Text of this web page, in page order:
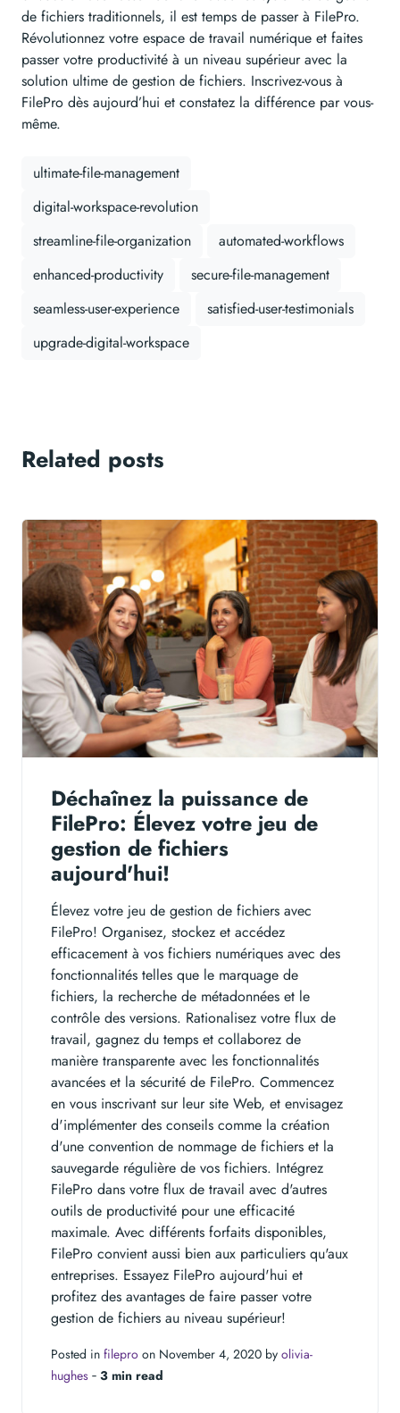
de fichiers traditionnels, il est temps de passer à FilePro.
Révolutionnez votre espace de travail numérique et faites
passer votre productivité à un niveau supérieur avec la
solution ultime de gestion de fichiers. Inscrivez-vous à
FilePro dès aujourd’hui et constatez la différence par vous-
même.
ultimate-file-management
digital-workspace-revolution
streamline-file-organization
automated-workflows
enhanced-productivity
secure-file-management
seamless-user-experience
satisfied-user-testimonials
upgrade-digital-workspace
Related posts
Déchaînez la puissance de
FilePro: Élevez votre jeu de
gestion de fichiers
aujourd'hui!
Élevez votre jeu de gestion de fichiers avec
FilePro! Organisez, stockez et accédez
efficacement à vos fichiers numériques avec des
fonctionnalités telles que le marquage de
fichiers, la recherche de métadonnées et le
contrôle des versions. Rationalisez votre flux de
travail, gagnez du temps et collaborez de
manière transparente avec les fonctionnalités
avancées et la sécurité de FilePro. Commencez
en vous inscrivant sur leur site Web, et envisagez
d'implémenter des conseils comme la création
d'une convention de nommage de fichiers et la
sauvegarde régulière de vos fichiers. Intégrez
FilePro dans votre flux de travail avec d'autres
outils de productivité pour une efficacité
maximale. Avec différents forfaits disponibles,
FilePro convient aussi bien aux particuliers qu'aux
entreprises. Essayez FilePro aujourd'hui et
profitez des avantages de faire passer votre
gestion de fichiers au niveau supérieur!
Posted in filepro on November 4, 2020 by olivia-
hughes ‐ 3 min read